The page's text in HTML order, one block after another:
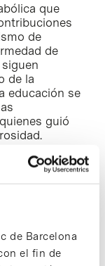
de Barcelona
el fin de
que
de
de
de la
educación se
guió
mucho
visión,
que
como
sentido
el trabajo